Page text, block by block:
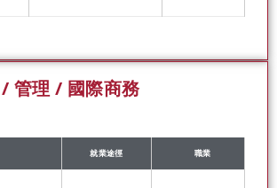
管理 / 國際商務
就業途徑 職業